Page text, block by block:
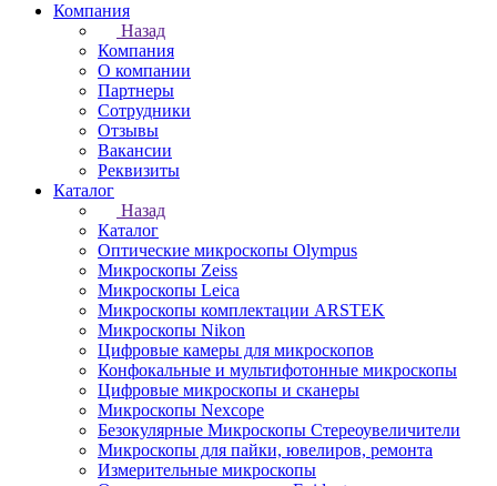
Компания
Назад
Компания
О компании
Партнеры
Сотрудники
Отзывы
Вакансии
Реквизиты
Каталог
Назад
Каталог
Оптические микроскопы Olympus
Микроскопы Zeiss
Микроскопы Leica
Микроскопы комплектации ARSTEK
Микроскопы Nikon
Цифровые камеры для микроскопов
Конфокальные и мультифотонные микроскопы
Цифровые микроскопы и сканеры
Микроскопы Nexcope
Безокулярные Микроскопы Стереоувеличители
Микроскопы для пайки, ювелиров, ремонта
Измерительные микроскопы